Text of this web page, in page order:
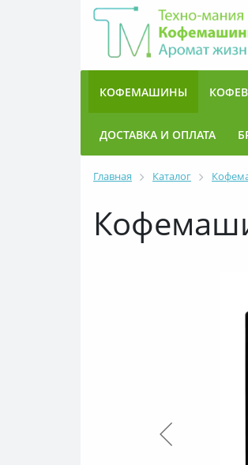
КОФЕМАШИНЫ
ДОСТАВКА И ОПЛАТА
Главная Каталог